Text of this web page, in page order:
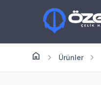
home Anasayfa
chevron_right Ürünler chevron_right